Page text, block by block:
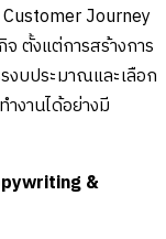
Journey
ตั้งแต่การสร้างการ
งบประมาณและเลือก
งานได้อย่างมี
&